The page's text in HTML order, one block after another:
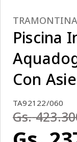
TRAMONTINA
Piscina
Con
TA92122/060
Gs. 423.